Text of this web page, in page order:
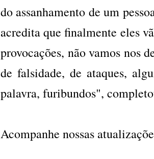
do assanhamento de um
acredita que finalmente eles
provocações, não vamos nos
de falsidade, de ataques,
palavra, furibundos",
Acompanhe nossas